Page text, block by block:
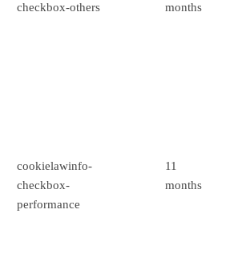
checkbox-others
months
cookielawinfo-
checkbox-
performance
11
months